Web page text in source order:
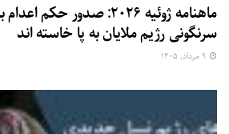
ماهنامه ژوئیه ۲۰۲۶: صدور
سرنگونی رژیم ملایان به پا خاسته اند